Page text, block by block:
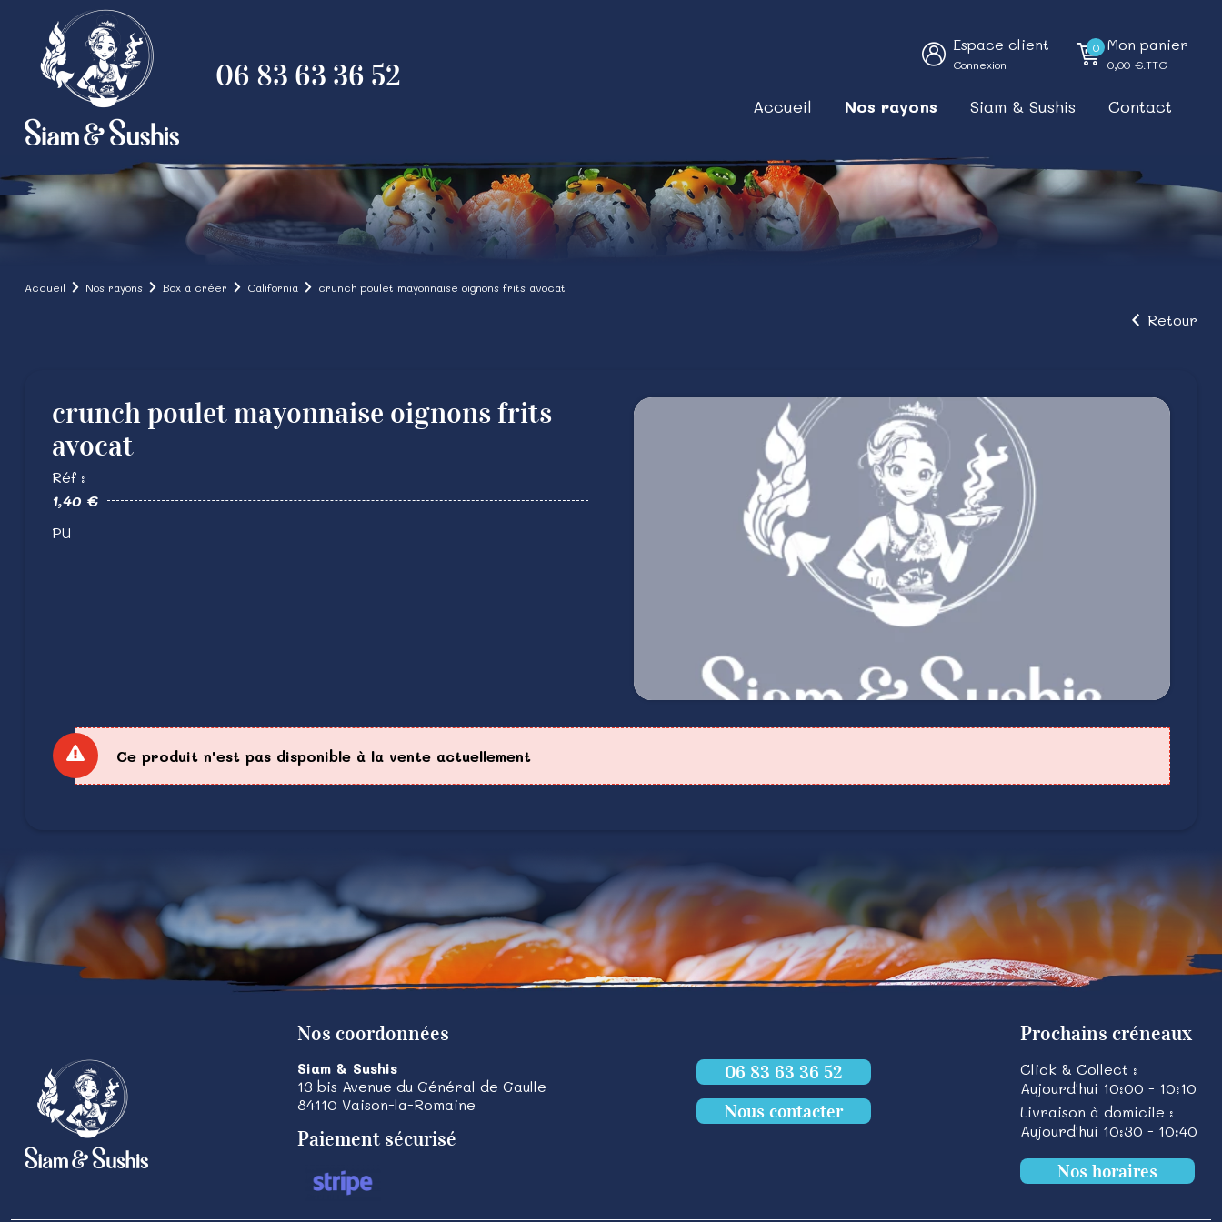
06 83 63 36 52
Espace client
Connexion
0 Mon panier
0,00 €.TTC
Accueil Nos rayons Siam & Sushis Contact
Accueil Nos rayons Box à créer California crunch poulet mayonnaise oignons frits avocat
Retour
crunch poulet mayonnaise oignons frits
avocat
Réf :
1,40 €
PU
Ce produit n'est pas disponible à la vente actuellement
Nos coordonnées
Siam & Sushis
13 bis Avenue du Général de Gaulle
84110 Vaison-la-Romaine
Paiement sécurisé
06 83 63 36 52
Nous contacter
Prochains créneaux
Click & Collect :
Aujourd'hui 10:00 - 10:10
Livraison à domicile :
Aujourd'hui 10:30 - 10:40
Nos horaires